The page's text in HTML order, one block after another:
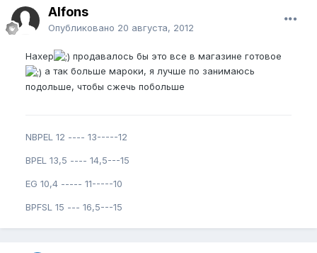
Alfons
Опубликовано 20 августа, 2012
Нахер
продавалось бы это все в магазине готовое
а так больше мароки, я лучше по занимаюсь
подольше, чтобы сжечь побольше
NBPEL 12 ---- 13-----12
BPEL 13,5 ---- 14,5---15
EG 10,4 ----- 11-----10
BPFSL 15 --- 16,5---15